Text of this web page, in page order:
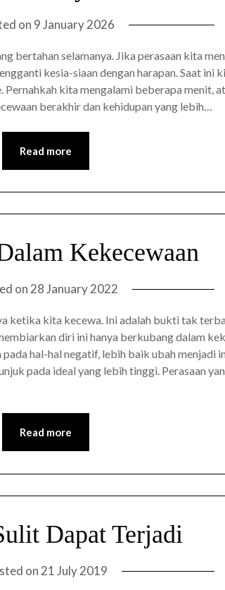
on 9 January 2026
bertahan selamanya. Jika perasaan kita
kesia-siaan dengan harapan. Saat ini
kita mengalami beberapa menit,
berakhir dan kehidupan yang lebih…
Read more
Kekecewaan
on28 January 2022
ketika kita kecewa. Ini adalah bukti tak
diri ini hanya berkubang dalam
hal-hal negatif, lebih baik ubah menjadi
pada ideal yang lebih tinggi. Perasaan
Read more
Dapat Terjadi
on 21 July 2019